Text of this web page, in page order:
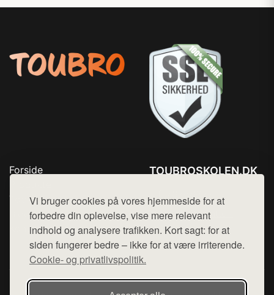
Vi bruger cookies på vores hjemmeside for at
forbedre din oplevelse, vise mere relevant
indhold og analysere trafikken. Kort sagt: for at
siden fungerer bedre – ikke for at være irriterende.
Cookie- og privatlivspolitik.
Forside
Top Rabatter
Blog
Kontakt
TOUBROSKOLEN.DK
Mail: hej@want.dk
Cookie- og privatlivspolitik